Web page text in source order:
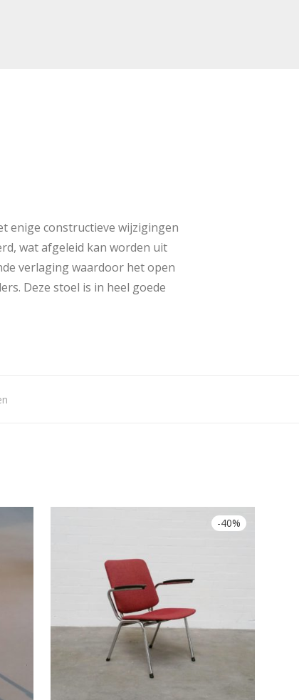
enige constructieve wijzigingen
wat afgeleid kan worden uit
verlaging waardoor het open
Deze stoel is in heel goede
-40%